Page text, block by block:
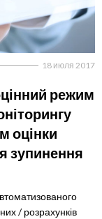
18 июля 2017
режим
оцінки
зупинення
/ розрахунків